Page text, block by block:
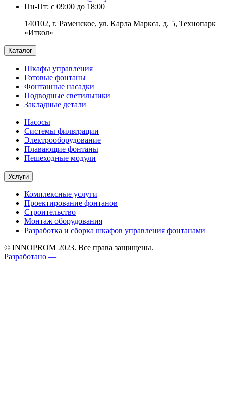
Пн-Пт: с 09:00 до 18:00
140102, г. Раменское, ул. Карла Маркса, д. 5, Технопарк
«Иткол»
Каталог
Шкафы управления
Готовые фонтаны
Фонтанные насадки
Подводные светильники
Закладные детали
Насосы
Системы фильтрации
Электрооборудование
Плавающие фонтаны
Пешеходные модули
Услуги
Комплексные услуги
Проектирование фонтанов
Строительство
Монтаж оборудования
Разработка и сборка шкафов управления фонтанами
© INNOPROM 2023. Все права защищены.
Разработано —